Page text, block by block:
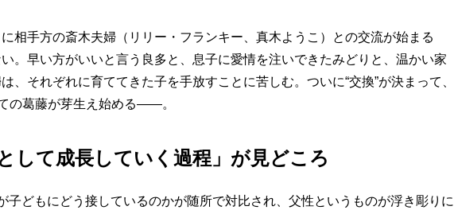
相手方の斎木夫婦（リリー・フランキー、真木ようこ）との交流が始まる
。早い方がいいと言う良多と、息子に愛情を注いできたみどりと、温かい家
、それぞれに育ててきた子を手放すことに苦しむ。ついに“交換”が決まって、
の葛藤が芽生え始める——。
して成長していく過程」が見どころ
どもにどう接しているのかが随所で対比され、父性というものが浮き彫りに